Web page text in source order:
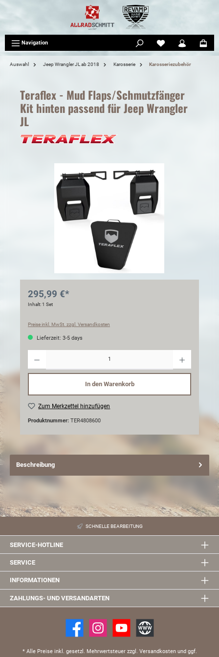
Navigation
Auswahl Jeep Wrangler JL ab 2018 Karosserie Karosseriezubehör
Teraflex - Mud Flaps/Schmutzfänger
Kit hinten passend für Jeep Wrangler
JL
295,99 €*
Inhalt:1 Set
Preise inkl. MwSt. zzgl. Versandkosten
Lieferzeit: 3-5 days
In den Warenkorb
Zum Merkzettel hinzufügen
Produktnummer: TER4808600
Beschreibung
SCHNELLE BEARBEITUNG
SERVICE-HOTLINE
SERVICE
INFORMATIONEN
ZAHLUNGS- UND VERSANDARTEN
* Alle Preise inkl. gesetzl. Mehrwertsteuer zzgl. Versandkosten und ggf.